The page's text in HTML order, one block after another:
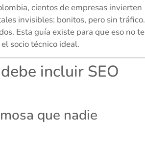
cientos de empresas invierten
invisibles: bonitos, pero sin tráfico.
Esta guía existe para que eso no te
socio técnico ideal.
incluir SEO
que nadie